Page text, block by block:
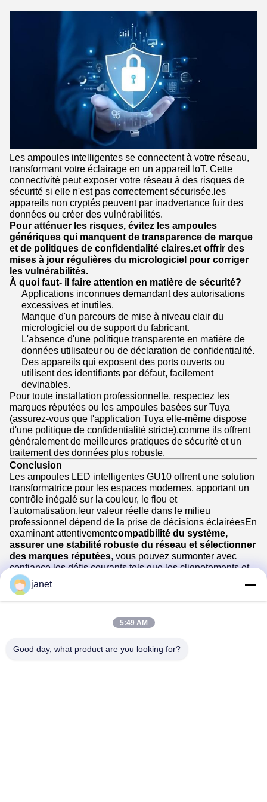
Les ampoules intelligentes se connectent à votre réseau,
transformant votre éclairage en un appareil IoT. Cette
connectivité peut exposer votre réseau à des risques de
sécurité si elle n'est pas correctement sécurisée.les
appareils non cryptés peuvent par inadvertance fuir des
données ou créer des vulnérabilités.
Pour atténuer les risques, évitez les ampoules
génériques qui manquent de transparence de marque
et de politiques de confidentialité claires.et offrir des
mises à jour régulières du micrologiciel pour corriger
les vulnérabilités.
À quoi faut- il faire attention en matière de sécurité?
Applications inconnues demandant des autorisations
excessives et inutiles.
Manque d'un parcours de mise à niveau clair du
micrologiciel ou de support du fabricant.
L'absence d'une politique transparente en matière de
données utilisateur ou de déclaration de confidentialité.
Des appareils qui exposent des ports ouverts ou
utilisent des identifiants par défaut, facilement
devinables.
Pour toute installation professionnelle, respectez les
marques réputées ou les ampoules basées sur Tuya
(assurez-vous que l'application Tuya elle-même dispose
d'une politique de confidentialité stricte),comme ils offrent
généralement de meilleures pratiques de sécurité et un
traitement des données plus robuste.
Conclusion
Les ampoules LED intelligentes GU10 offrent une solution
transformatrice pour les espaces modernes, apportant un
contrôle inégalé sur la couleur, le flou et
l'automatisation.leur valeur réelle dans le milieu
professionnel dépend de la prise de décisions éclairéesEn
examinant attentivementcompatibilité du système,
assurer une stabilité robuste du réseau et sélectionner
des marques réputées, vous pouvez surmonter avec
confiance les défis courants tels que les clignotements et
les baisses de connectivité.et une installation d'éclairage
très polyvalente qui offre une efficacité opérationnelle
significative et une expérience utilisateur améliorée pour
janet
5:49 AM
Good day, what product are you looking for?